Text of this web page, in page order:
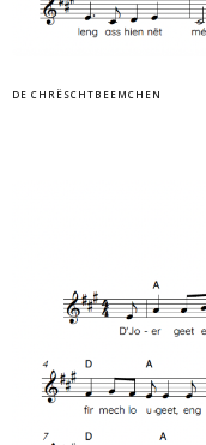
DE CHRËSCHTBEEMCHEN